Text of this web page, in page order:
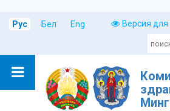
Рус Бел Eng Версия